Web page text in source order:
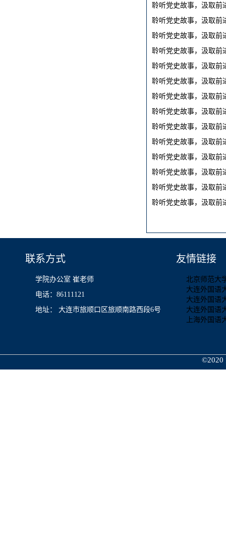
聆听党史故事，汲取
聆听党史故事，汲取
聆听党史故事，汲取
聆听党史故事，汲取
聆听党史故事，汲取
聆听党史故事，汲取
聆听党史故事，汲取
聆听党史故事，汲取
聆听党史故事，汲取
聆听党史故事，汲取
聆听党史故事，汲取
聆听党史故事，汲取
聆听党史故事，汲取
聆听党史故事，汲取
联系方式
学院办公室 崔老师
电话：86111121
地址： 大连市旅顺口区旅顺南路西段6号
友情链接
北京师范大
大连外国语
大连外国语
大连外国语
上海外国语
©2020